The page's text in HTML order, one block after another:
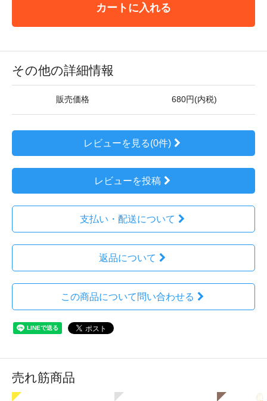
カートに入れる
その他の詳細情報
販売価格 680円(内税)
レビューを見る(0件)
レビューを投稿
支払い・配送について
返品について
この商品について問い合わせる
売れ筋商品